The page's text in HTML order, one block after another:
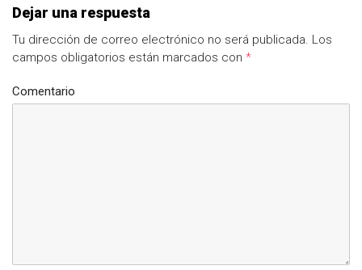
Dejar una respuesta
Tu dirección de correo electrónico no será publicada. Los
campos obligatorios están marcados con *
Comentario